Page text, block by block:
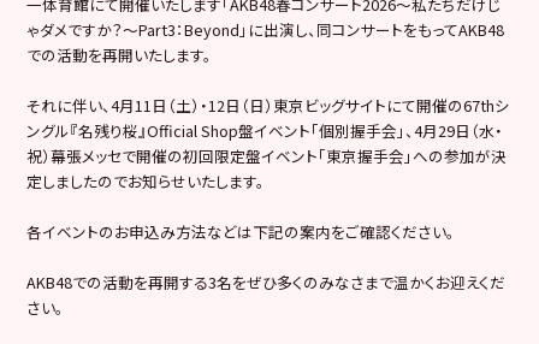
ゃダメですか？～Part3：Beyond」に出演し、同コンサートをもってAKB48
での活動を再開いたします。
それに伴い、4月11日（土）・12日（日）東京ビッグサイトにて開催の67thシ
ングル『名残り桜』Official Shop盤イベント「個別握手会」、4月29日（水・
祝）幕張メッセで開催の初回限定盤イベント「東京握手会」への参加が決
定しましたのでお知らせいたします。
各イベントのお申込み方法などは下記の案内をご確認ください。
AKB48での活動を再開する3名をぜひ多くのみなさまで温かくお迎えくだ
さい。